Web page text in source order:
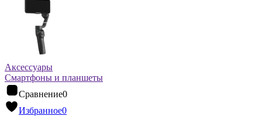
Аксессуары
Смартфоны и планшеты
Сравнение0
Избранное0